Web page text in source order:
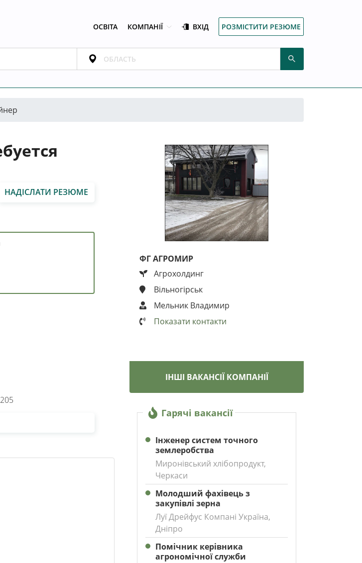
ОСВІТА КОМПАНІЇ ВХІД РОЗМІСТИТИ РЕЗЮМЕ
НАДІСЛАТИ РЕЗЮМЕ
ФГ АГРОМИР
Агрохолдинг
Вільногірськ
Мельник Владимир
Показати контакти
ІНШІ ВАКАНСІЇ КОМПАНІЇ
Гарячі вакансії
Інженер систем точного
землеробства
Миронівський хлібопродукт,
Черкаси
Молодший фахівець з
закупівлі зерна
Луї Дрейфус Компані Україна,
Дніпро
Помічник керівника
агрономічної служби